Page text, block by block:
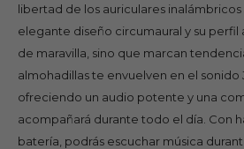
libertad de los auriculares inalámbricos
elegante diseño circumaural y su perfil
de maravilla, sino que marcan
almohadillas te envuelven en el sonido
ofreciendo un audio potente y una
acompañará durante todo el día. Con
batería, podrás escuchar música